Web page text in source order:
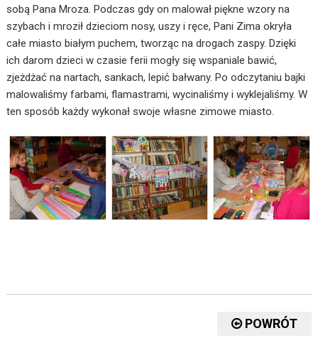
sobą Pana Mroza. Podczas gdy on malował piękne wzory na
szybach i mroził dzieciom nosy, uszy i ręce, Pani Zima okryła
całe miasto białym puchem, tworząc na drogach zaspy. Dzięki
ich darom dzieci w czasie ferii mogły się wspaniale bawić,
zjeżdżać na nartach, sankach, lepić bałwany. Po odczytaniu bajki
malowaliśmy farbami, flamastrami, wycinaliśmy i wyklejaliśmy. W
ten sposób każdy wykonał swoje własne zimowe miasto.
POWRÓT